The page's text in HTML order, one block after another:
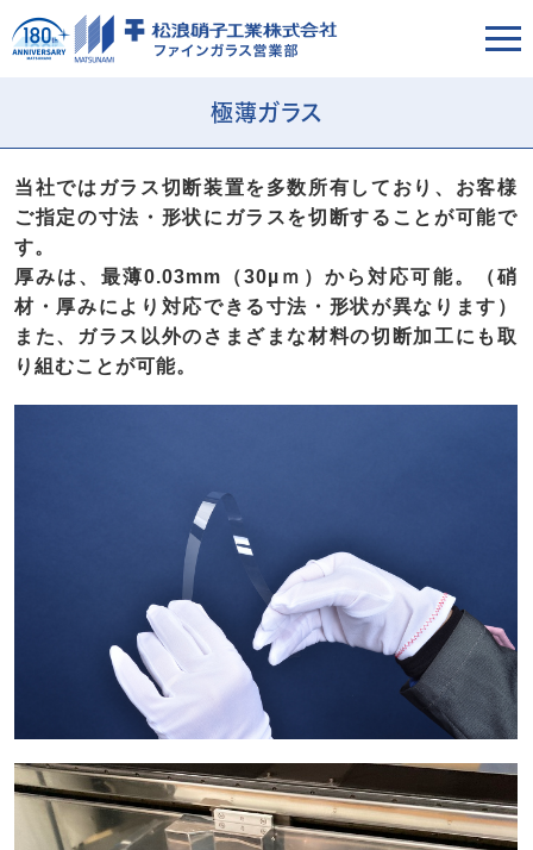
極薄ガラス
当社ではガラス切断装置を多数所有しており、お客様
ご指定の寸法・形状にガラスを切断することが可能で
す。
厚みは、最薄0.03mm（30µｍ）から対応可能。（硝
材・厚みにより対応できる寸法・形状が異なります）
また、ガラス以外のさまざまな材料の切断加工にも取
り組むことが可能。